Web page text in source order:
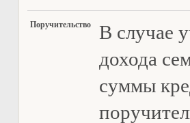
Поручительство
В случае
дохода
суммы